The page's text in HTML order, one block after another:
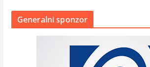
Generalni sponzor